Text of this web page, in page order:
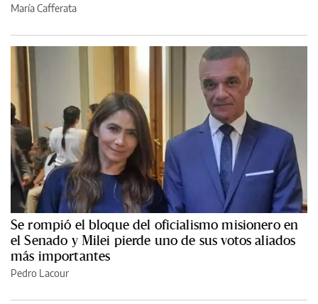
María Cafferata
Se rompió el bloque del oficialismo misionero en
el Senado y Milei pierde uno de sus votos aliados
más importantes
Pedro Lacour